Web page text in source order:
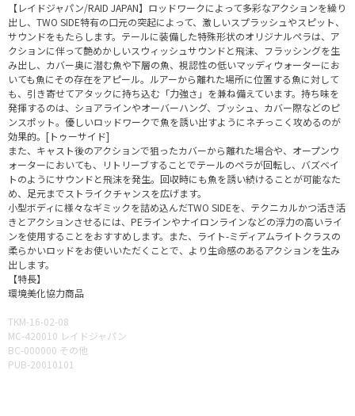
【レイドジャパン/RAID JAPAN】ロッドワークによって多彩なアクションを繰り
出し、TWO SIDE特有の口元の突起によって、激しいスプラッシュやスピット、
サウンドをもたらします。テールに装備した特殊形状のオリジナルペラは、ア
クションに伴って艶めかしいスウィッシュサウンドと飛沫、フラッシングを生
み出し、カバー奥に潜む魚や下層の魚、視認性の低いマッディウォーターにお
いても魚にその存在をアピール。ルアーから離れた場所に位置する魚に対して
も、引き寄せてアタックに持ち込む「力強さ」を兼ね備えています。持ち味を
発揮するのは、ショアラインやオーバーハング、ブッシュ、カバー際などのピ
ンスポット。優しいロッドワークで魚を誘い出すようにネチっこく攻めるのが
効果的。[トゥーサイド]
また、キャスト後のアクションで狙ったカバーから離れた場合や、オープンウ
ォーターにおいても、リトリーブすることでテールのペラが回転し、バズベイ
トのようにサウンドと飛沫を発生。回収時にも魚を誘い続けることが可能なた
め、足元までストライクチャンスを広げます。
小型ボディに様々なギミックを詰め込んだTWO SIDEを、テクニカルかつ活き活
きとアクションさせるには、PEラインやナイロンラインなどの浮力の高いライ
ンを使用することをおすすめします。また、ライト-ミディアムライトクラスの
柔らかいロッドをお使いいただくことで、より生命感のあるアクションを生み
出します。
【特長】
環境美化協力商品
TKM-16-02-08
MC-420010 レイドジャパン
BC-000000 その他
PUB-20010101